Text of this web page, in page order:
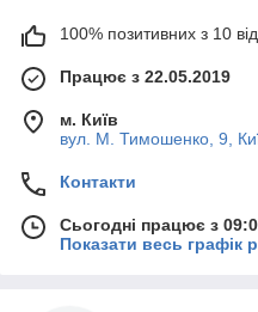
100% позитивних з 10
Працює з 22.05.2019
м. Київ
вул. М. Тимошенко, 9,
Контакти
Сьогодні працює з
Показати весь графік